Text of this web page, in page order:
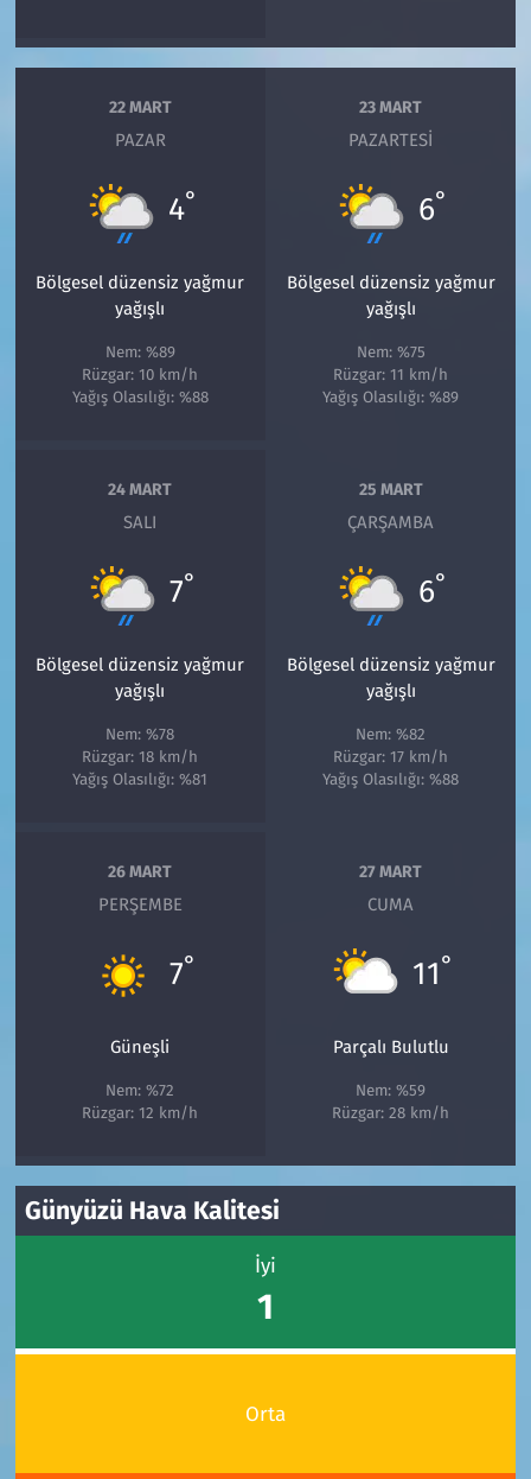
22 MART
PAZAR
4°
Bölgesel düzensiz yağmur
yağışlı
Nem: %89
Rüzgar: 10 km/h
Yağış Olasılığı: %88
23 MART
PAZARTESI
6°
Bölgesel düzensiz yağmur
yağışlı
Nem: %75
Rüzgar: 11 km/h
Yağış Olasılığı: %89
24 MART
SALI
7°
Bölgesel düzensiz yağmur
yağışlı
Nem: %78
Rüzgar: 18 km/h
Yağış Olasılığı: %81
25 MART
ÇARŞAMBA
6°
Bölgesel düzensiz yağmur
yağışlı
Nem: %82
Rüzgar: 17 km/h
Yağış Olasılığı: %88
26 MART
PERŞEMBE
7°
Güneşli
Nem: %72
Rüzgar: 12 km/h
27 MART
CUMA
11°
Parçalı Bulutlu
Nem: %59
Rüzgar: 28 km/h
Günyüzü Hava Kalitesi
İyi
1
Orta